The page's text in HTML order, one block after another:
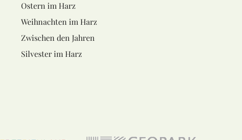
Ostern im Harz
Weihnachten im Harz
Zwischen den Jahren
Silvester im Harz